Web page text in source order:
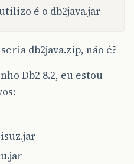
é o db2java.jar
db2java.zip, não é?
Db2 8.2, eu estou